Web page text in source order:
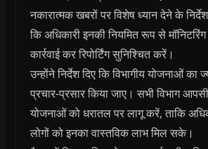
नकारात्मक खबरों पर विशेष ध्यान देने के
कि अधिकारी इनकी नियमित रूप से
कार्रवाई कर रिपोर्टिंग सुनिश्चित करें।
उन्होंने निर्देश दिए कि विभागीय योजनाओं का
प्रचार-प्रसार किया जाए। सभी विभाग
योजनाओं को धरातल पर लागू करें, ताकि
लोगों को इनका वास्तविक लाभ मिल सके।